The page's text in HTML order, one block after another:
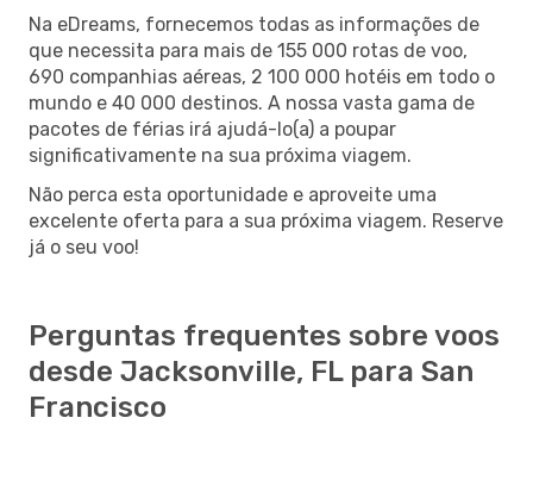
Na eDreams, fornecemos todas as informações de
que necessita para mais de 155 000 rotas de voo,
690 companhias aéreas, 2 100 000 hotéis em todo o
mundo e 40 000 destinos. A nossa vasta gama de
pacotes de férias irá ajudá-lo(a) a poupar
significativamente na sua próxima viagem.
Não perca esta oportunidade e aproveite uma
excelente oferta para a sua próxima viagem. Reserve
já o seu voo!
Perguntas frequentes sobre voos
desde Jacksonville, FL para San
Francisco